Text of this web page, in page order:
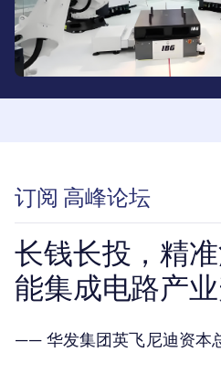
订阅 高峰论坛
长钱长投，精
能集成电路产
—— 华发集团英飞尼迪资本